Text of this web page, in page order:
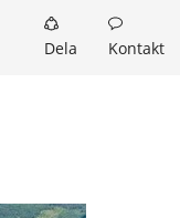
Dela Kontakt